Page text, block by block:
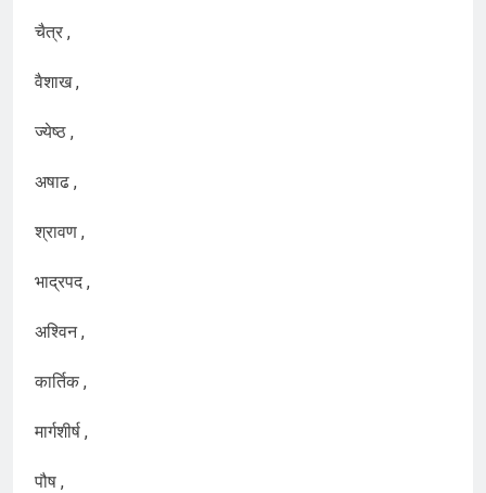
चैत्र ,
वैशाख ,
ज्येष्ठ ,
अषाढ ,
श्रावण ,
भाद्रपद ,
अश्विन ,
कार्तिक ,
मार्गशीर्ष ,
पौष ,